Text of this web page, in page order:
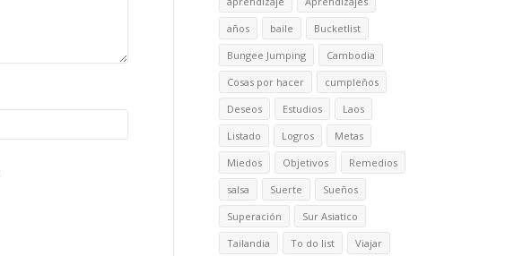
años
baile
Bucketlist
Bungee Jumping
Cambodia
Cosas por hacer
cumpleños
Deseos
Estudios
Laos
Listado
Logros
Metas
Miedos
Objetivos
Remedios
salsa
Suerte
Sueños
Superación
Sur Asiatico
Tailandia
To do list Viajar